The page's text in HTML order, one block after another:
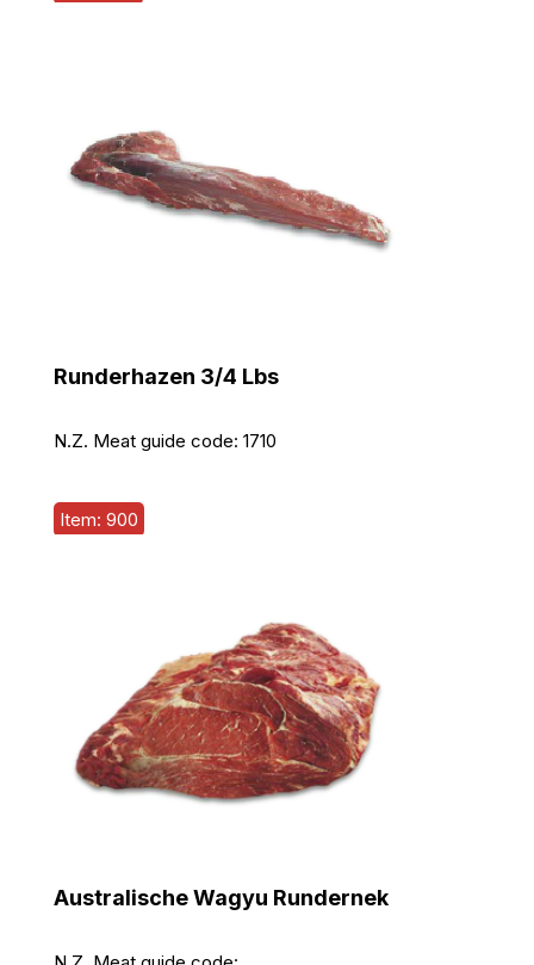
Runderhazen 3/4 Lbs
N.Z. Meat guide code: 1710
Item: 900
Australische Wagyu Rundernek